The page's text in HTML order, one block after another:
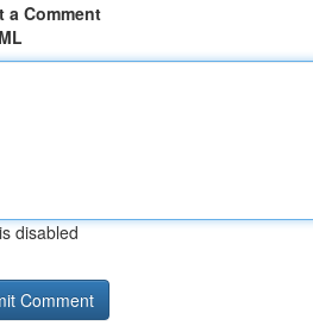
a Comment
disabled